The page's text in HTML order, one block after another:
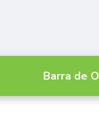
Barra de